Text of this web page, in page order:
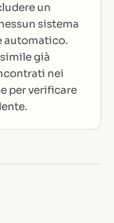
un
sistema
automatico.
già
nei
per verificare